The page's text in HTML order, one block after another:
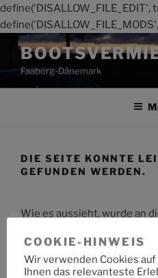
define('DISALLOW_FILE_EDIT',
Zum
Inhalt
springenFaaborg-Dänemark
DIE SEITE KONNTE
GEFUNDEN WERDEN.
Wie es aussieht, wurde an
Suche
COOKIE-HINWEIS
Wir verwenden Cookies
Ihnen das relevanteste